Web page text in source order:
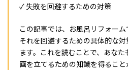
✓ 失敗を回避するための対策
この記事では、お風呂リフォーム
それを回避するための具体的な
ます。これを読むことで、あな
画を立てるための知識を得ること